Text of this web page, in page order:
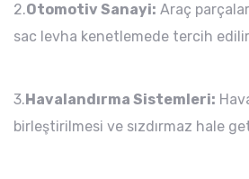
2.Otomotiv Sanayi: Araç
sac levha kenetlemede tercih
3.Havalandırma Sistemleri:
birleştirilmesi ve sızdırmaz hale